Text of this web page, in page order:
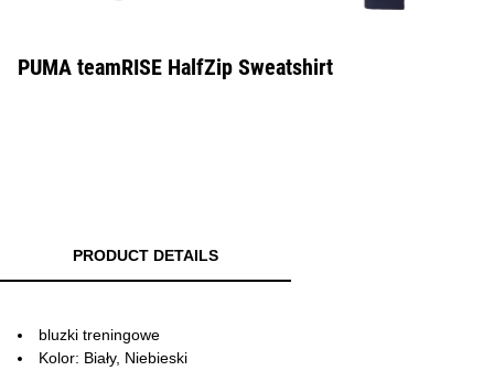
PUMA teamRISE HalfZip Sweatshirt
PRODUCT DETAILS
bluzki treningowe
Kolor: Biały, Niebieski